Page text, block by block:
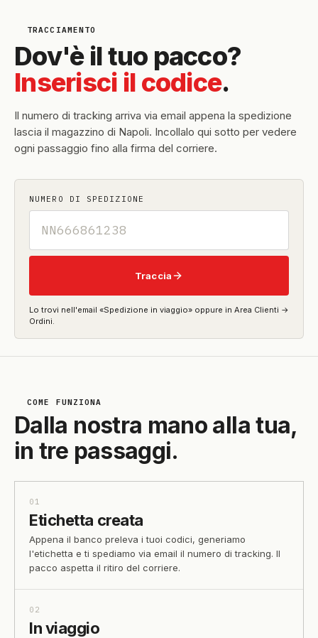
TRACCIAMENTO
Dov'è il tuo pacco?
Inserisci il codice.
Il numero di tracking arriva via email appena la spedizione
lascia il magazzino di Napoli. Incollalo qui sotto per vedere
ogni passaggio fino alla firma del corriere.
NUMERO DI SPEDIZIONE
Traccia
Lo trovi nell'email «Spedizione in viaggio» oppure in Area Clienti →
Ordini.
COME FUNZIONA
Dalla nostra mano alla tua,
in tre passaggi.
01
Etichetta creata
Appena il banco preleva i tuoi codici, generiamo
l'etichetta e ti spediamo via email il numero di tracking. Il
pacco aspetta il ritiro del corriere.
02
In viaggio